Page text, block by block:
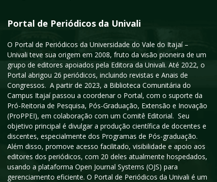
Portal de Periódicos da Univali
O Portal de Periódicos da Universidade do Vale do Itajaí –
Univali teve sua origem em 2008, fruto da visão pioneira de um
grupo de editores apoiados pela Editora da Univali. Até 2022, o
Portal abrigou 26 periódicos, incluindo revistas e Anais de
Congressos. A partir de 2023, a Biblioteca Comunitária do
Campus Itajaí passou a coordenar o Portal, com o suporte da
Pró-Reitoria de Pesquisa, Pós-Graduação, Extensão e Inovação
(ProPPEI), em colaboração com um Comitê Editorial. Seu
objetivo principal é divulgar a produção científica de docentes e
discentes, especialmente dos Programas de Pós-graduação.
Além disso, promove acesso facilitado, visibilidade e apoio aos
editores dos periódicos, com 20 deles atualmente hospedados,
usando a plataforma Open Journal Systems (OJS) para
gerenciamento eficiente. O Portal de Periódicos da Univali é um